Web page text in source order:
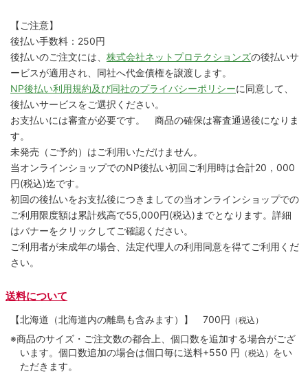
【ご注意】
後払い手数料：250円
後払いのご注文には、 株式会社ネットプロテクションズの後払いサ
ービスが適用され、同社へ代金債権を譲渡します。
NP後払い利用規約及び同社のプライバシーポリシーに同意して、
後払いサービスをご選択ください。
お支払いには審査が必要です。 商品の確保は審査通過後になりま
す。
未発売（ご予約）はご利用いただけません。
当オンラインショップでのNP後払い初回ご利用時は合計20，000
円(税込)迄です。
初回の後払いをお支払後につきましての当オンラインショップでの
ご利用限度額は累計残高で55,000円(税込)までとなります。詳細
はバナーをクリックしてご確認ください。
ご利用者が未成年の場合、法定代理人の利用同意を得てご利用くだ
さい。
送料について
【北海道（北海道内の離島も含みます）】 700円 （税込）
※商品のサイズ・ご注文数の都合上、個口数を追加する場合がござ
います。個口数追加の場合は個口毎に送料+550 円 （税込） をい
ただきます。